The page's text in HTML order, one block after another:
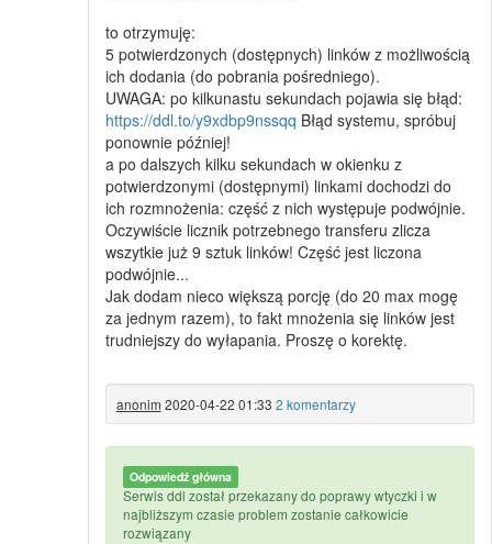
to otrzymuję:
5 potwierdzonych (dostępnych) linków z możliwością
ich dodania (do pobrania pośredniego).
UWAGA: po kilkunastu sekundach pojawia się błąd:
https://ddl.to/y9xdbp9nssqq Błąd systemu, spróbuj
ponownie później!
a po dalszych kilku sekundach w okienku z
potwierdzonymi (dostępnymi) linkami dochodzi do
ich rozmnożenia: część z nich występuje podwójnie.
Oczywiście licznik potrzebnego transferu zlicza
wszytkie już 9 sztuk linków! Część jest liczona
podwójnie...
Jak dodam nieco większą porcję (do 20 max mogę
za jednym razem), to fakt mnożenia się linków jest
trudniejszy do wyłapania. Proszę o korektę.
anonim 2020-04-22 01:33 2 komentarzy
Odpowiedź główna
Serwis ddl został przekazany do poprawy wtyczki i w
najbliższym czasie problem zostanie całkowicie
rozwiązany